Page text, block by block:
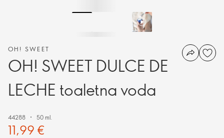
OH! SWEET
OH! SWEET DULCE DE
LECHE toaletna voda
44288 50 ml.
11,99 €